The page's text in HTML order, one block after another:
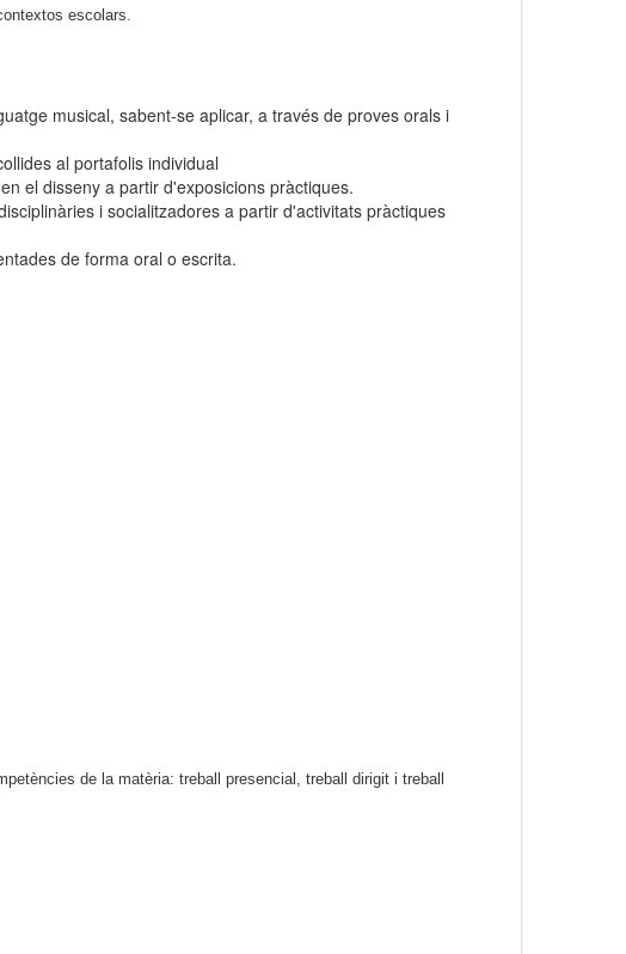
escolars.
musical, sabent-se aplicar, a través de proves orals i
al portafolis individual
el disseny a partir d'exposicions pràctiques.
i socialitzadores a partir d'activitats pràctiques
de forma oral o escrita.
de la matèria: treball presencial, treball dirigit i treball